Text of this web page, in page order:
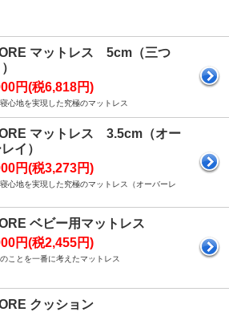
マットレス 5cm（三つ
円(税6,818円)
心地を実現した究極のマットレス
マットレス 3.5cm（オー
イ）
円(税3,273円)
心地を実現した究極のマットレス（オーバーレ
ベビー用マットレス
円(税2,455円)
ことを一番に考えたマットレス
クッション